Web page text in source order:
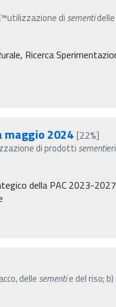
di sementi
Ricerca
maggio 2024 [22%]
di prodotti sementi
della PAC 2023-
delle sementie del riso;